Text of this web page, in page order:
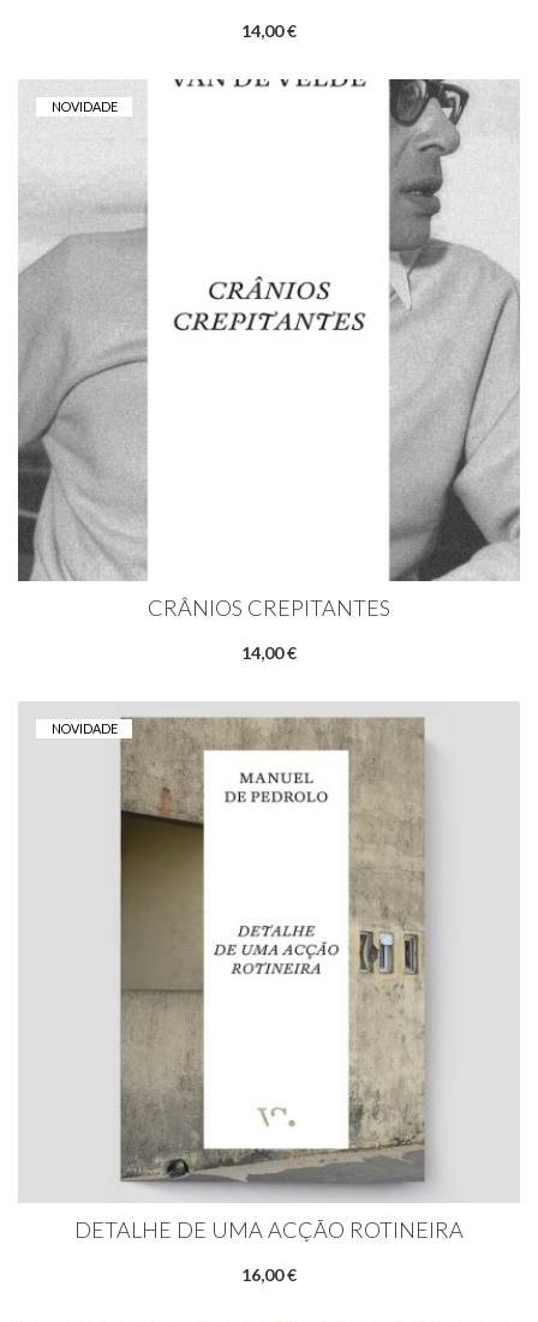
14,00 €
NOVIDADE
CRÂNIOS CREPITANTES
14,00 €
NOVIDADE
DETALHE DE UMA ACÇÃO ROTINEIRA
16,00 €